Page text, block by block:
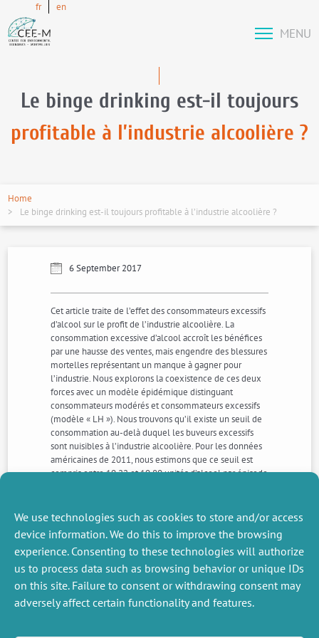
We use technologies such as cookies to store and/or access
device information. We do this to improve the browsing
experience. Consenting to these technologies will authorize
us to process data such as browsing behavior or unique IDs
on this site. Failure to consent or withdrawing consent may
adversely affect certain functionality and features.
fr en
MENU
Le binge drinking est-il toujours
profitable à l’industrie alcoolière ?
Home
Le binge drinking est-il toujours profitable à l’industrie alcoolière ?
6 September 2017
Cet article traite de l’effet des consommateurs excessifs
d’alcool sur le profit de l’industrie alcoolière. La
consommation excessive d’alcool accroît les bénéfices
par une hausse des ventes, mais engendre des blessures
mortelles représentant un manque à gagner pour
l’industrie. Nous explorons la coexistence de ces deux
forces avec un modèle épidémique distinguant
consommateurs modérés et consommateurs excessifs
(modèle « LH »). Nous trouvons qu’il existe un seuil de
consommation au-delà duquel les buveurs excessifs
sont nuisibles à l’industrie alcoolière. Pour les données
américaines de 2011, nous estimons que ce seuil est
compris entre 10,22 et 10,80 unités d’alcool par épisode
consommateurs les plus excessifs.
NEXT
NEWS
PREVIOUS
NEWS
MISCELLANEOUS FOLLOW US